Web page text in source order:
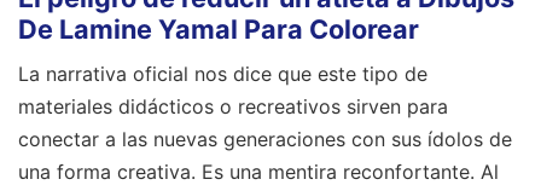
De Lamine Yamal Para Colorear
La narrativa oficial nos dice que este tipo de
materiales didácticos o recreativos sirven para
conectar a las nuevas generaciones con sus ídolos de
una forma creativa. Es una mentira reconfortante. Al